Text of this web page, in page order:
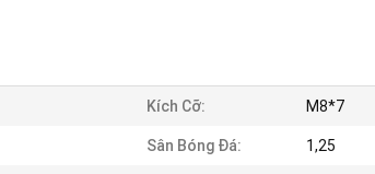
Kích Cỡ: M8*7
Sân Bóng Đá: 1,25